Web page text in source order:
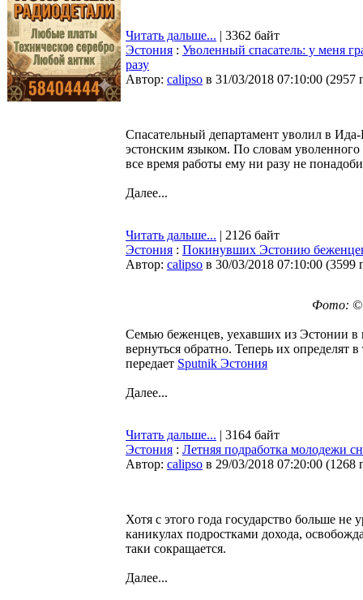
Читать дальше... | 3362 байт
Эстония : Уволенный спасатель: у меня
разу
Автор: calipso в 31/03/2018 07:10:00 (2957
Спасательный департамент уволил в Ида-
эстонским языком. По словам
все время работы ему ни разу не
Далее...
Читать дальше... | 2126 байт
Эстония : Покинувших Эстонию
Автор: calipso в 30/03/2018 07:10:00 (3599
Фото: ©
Семью беженцев, уехавших из Эстонии в
вернуться обратно. Теперь их определят
передает Sputnik Эстония
Далее...
Читать дальше... | 3164 байт
Эстония : Летняя подработка молодежи
Автор: calipso в 29/03/2018 07:20:00 (1268
Хотя с этого года государство больше не
каникулах подростками дохода,
таки сокращается.
Далее...